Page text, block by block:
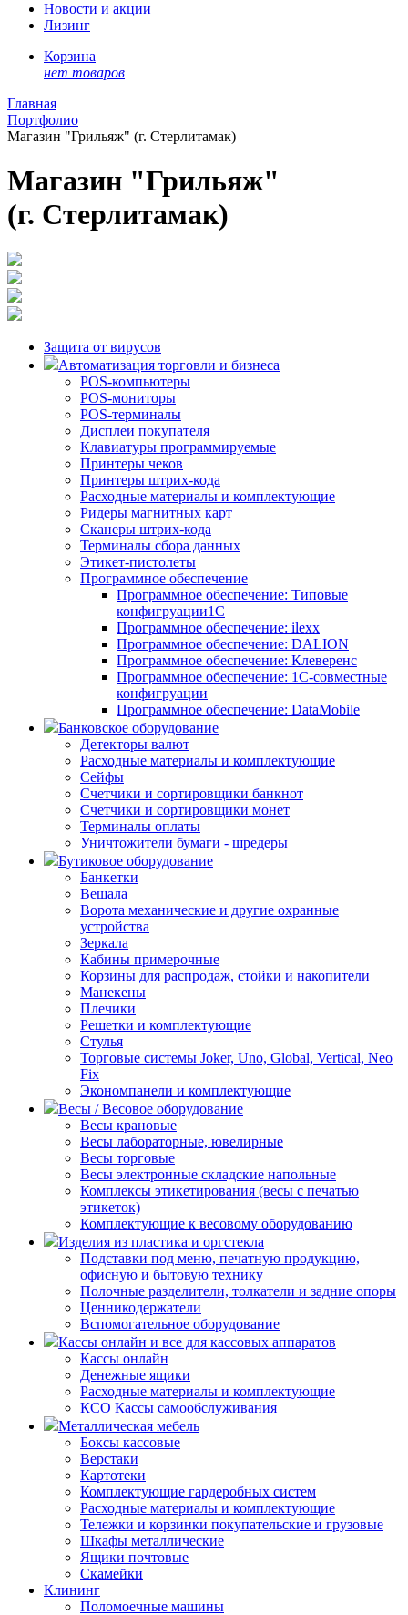
Новости и акции
Лизинг
Корзина
нет товаров
Главная
Портфолио
Магазин "Грильяж" (г. Стерлитамак)
Магазин "Грильяж"
(г. Стерлитамак)
Защита от вирусов
Автоматизация торговли и бизнеса
POS-компьютеры
POS-мониторы
POS-терминалы
Дисплеи покупателя
Клавиатуры программируемые
Принтеры чеков
Принтеры штрих-кода
Расходные материалы и комплектующие
Ридеры магнитных карт
Сканеры штрих-кода
Терминалы сбора данных
Этикет-пистолеты
Программное обеспечение
Программное обеспечение: Типовые
конфигруации1С
Программное обеспечение: ilexx
Программное обеспечение: DALION
Программное обеспечение: Клеверенс
Программное обеспечение: 1С-совместные
конфигруации
Программное обеспечение: DataMobile
Банковское оборудование
Детекторы валют
Расходные материалы и комплектующие
Сейфы
Счетчики и сортировщики банкнот
Счетчики и сортировщики монет
Терминалы оплаты
Уничтожители бумаги - шредеры
Бутиковое оборудование
Банкетки
Вешала
Ворота механические и другие охранные
устройства
Зеркала
Кабины примерочные
Корзины для распродаж, стойки и накопители
Манекены
Плечики
Решетки и комплектующие
Стулья
Торговые системы Joker, Uno, Global, Vertical, Neo
Fix
Экономпанели и комплектующие
Весы / Весовое оборудование
Весы крановые
Весы лабораторные, ювелирные
Весы торговые
Весы электронные складские напольные
Комплексы этикетирования (весы с печатью
этикеток)
Комплектующие к весовому оборудованию
Изделия из пластика и оргстекла
Подставки под меню, печатную продукцию,
офисную и бытовую технику
Полочные разделители, толкатели и задние опоры
Ценникодержатели
Вспомогательное оборудование
Кассы онлайн и все для кассовых аппаратов
Кассы онлайн
Денежные ящики
Расходные материалы и комплектующие
КСО Кассы самообслуживания
Металлическая мебель
Боксы кассовые
Верстаки
Картотеки
Комплектующие гардеробных систем
Расходные материалы и комплектующие
Тележки и корзинки покупательские и грузовые
Шкафы металлические
Ящики почтовые
Скамейки
Клининг
Поломоечные машины